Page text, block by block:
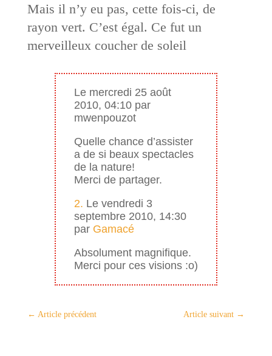
Mais il n’y eu pas, cette fois-ci, de
rayon vert. C’est égal. Ce fut un
merveilleux coucher de soleil
Le mercredi 25 août
2010, 04:10 par
mwenpouzot
Quelle chance d’assister
a de si beaux spectacles
de la nature!
Merci de partager.
2. Le vendredi 3
septembre 2010, 14:30
par Gamacé
Absolument magnifique.
Merci pour ces visions :o)
← Article précédent Article suivant →